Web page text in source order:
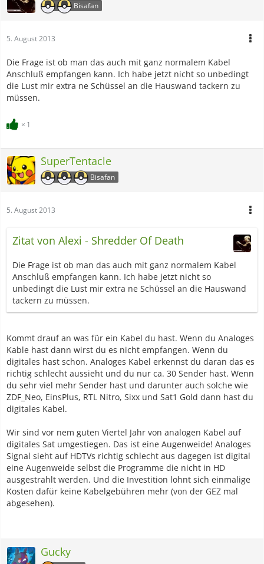
Bisafan
5. August 2013
Die Frage ist ob man das auch mit ganz normalem Kabel
Anschluß empfangen kann. Ich habe jetzt nicht so unbedingt
die Lust mir extra ne Schüssel an die Hauswand tackern zu
müssen.
1
SuperTentacle
Bisafan
5. August 2013
Zitat von Alexi - Shredder Of Death
Die Frage ist ob man das auch mit ganz normalem Kabel
Anschluß empfangen kann. Ich habe jetzt nicht so
unbedingt die Lust mir extra ne Schüssel an die Hauswand
tackern zu müssen.
Kommt drauf an was für ein Kabel du hast. Wenn du Analoges
Kable hast dann wirst du es nicht empfangen. Wenn du
digitales hast schon. Analoges Kabel erkennst du daran das es
richtig schlecht aussieht und du nur ca. 30 Sender hast. Wenn
du sehr viel mehr Sender hast und darunter auch solche wie
ZDF_Neo, EinsPlus, RTL Nitro, Sixx und Sat1 Gold dann hast du
digitales Kabel.
Wir sind vor nem guten Viertel Jahr von analogen Kabel auf
digitales Sat umgestiegen. Das ist eine Augenweide! Analoges
Signal sieht auf HDTVs richtig schlecht aus dagegen ist digital
eine Augenweide selbst die Programme die nicht in HD
ausgestrahlt werden. Und die Investition lohnt sich einmalige
Kosten dafür keine Kabelgebühren mehr (von der GEZ mal
abgesehen).
Gucky